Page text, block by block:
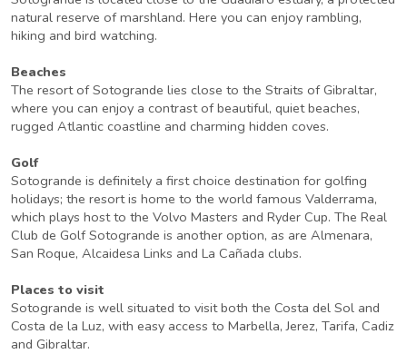
natural reserve of marshland. Here you can enjoy rambling,
hiking and bird watching.
Beaches
The resort of Sotogrande lies close to the Straits of Gibraltar,
where you can enjoy a contrast of beautiful, quiet beaches,
rugged Atlantic coastline and charming hidden coves.
Golf
Sotogrande is definitely a first choice destination for golfing
holidays; the resort is home to the world famous Valderrama,
which plays host to the Volvo Masters and Ryder Cup. The Real
Club de Golf Sotogrande is another option, as are Almenara,
San Roque, Alcaidesa Links and La Cañada clubs.
Places to visit
Sotogrande is well situated to visit both the Costa del Sol and
Costa de la Luz, with easy access to Marbella, Jerez, Tarifa, Cadiz
and Gibraltar.